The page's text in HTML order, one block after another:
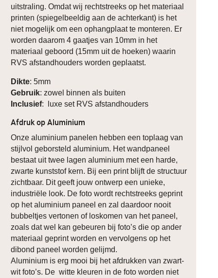
uitstraling. Omdat wij rechtstreeks op het materiaal
printen (spiegelbeeldig aan de achterkant) is het
niet mogelijk om een ophangplaat te monteren. Er
worden daarom 4 gaatjes van 10mm in het
materiaal geboord (15mm uit de hoeken) waarin
RVS afstandhouders worden geplaatst.
Dikte: 5mm
Gebruik: zowel binnen als buiten
Inclusief: luxe set RVS afstandhouders
Afdruk op Aluminium
Onze aluminium panelen hebben een toplaag van
stijlvol geborsteld aluminium. Het wandpaneel
bestaat uit twee lagen aluminium met een harde,
zwarte kunststof kern. Bij een print blijft de structuur
zichtbaar. Dit geeft jouw ontwerp een unieke,
industriële look. De foto wordt rechtstreeks geprint
op het aluminium paneel en zal daardoor nooit
bubbeltjes vertonen of loskomen van het paneel,
zoals dat wel kan gebeuren bij foto’s die op ander
materiaal geprint worden en vervolgens op het
dibond paneel worden gelijmd.
Aluminium is erg mooi bij het afdrukken van zwart-
wit foto’s. De witte kleuren in de foto worden niet